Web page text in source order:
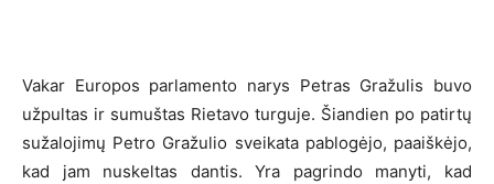
Vakar Europos parlamento narys Petras Gražulis buvo
užpultas ir sumuštas Rietavo turguje. Šiandien po patirtų
sužalojimų Petro Gražulio sveikata pablogėjo, paaiškėjo,
kad jam nuskeltas dantis. Yra pagrindo manyti, kad